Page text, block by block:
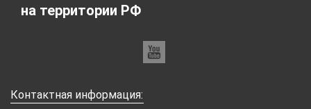
на территории РФ
Контактная информация: